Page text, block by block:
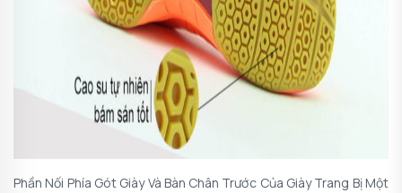
Phần Nối Phía Gót Giày Và Bàn Chân Trước Của Giày Trang Bị Một